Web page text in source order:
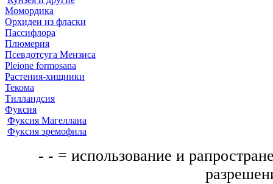
Момордика
Орхидеи из фласки
Пассифлора
Плюмерия
Псевдотсуга Мензиса
Pleione formosana
Растения-хищники
Текома
Тилландсия
Фуксия
Фуксия Магеллана
Фуксия эремофила
- - = использование и